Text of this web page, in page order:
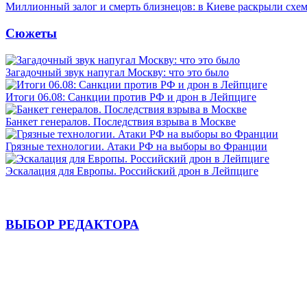
Миллионный залог и смерть близнецов: в Киеве раскрыли
Сюжеты
Загадочный звук напугал Москву: что это было
Итоги 06.08: Санкции против РФ и дрон в Лейпциге
Банкет генералов. Последствия взрыва в Москве
Грязные технологии. Атаки РФ на выборы во Франции
Эскалация для Европы. Российский дрон в Лейпциге
ВЫБОР РЕДАКТОРА